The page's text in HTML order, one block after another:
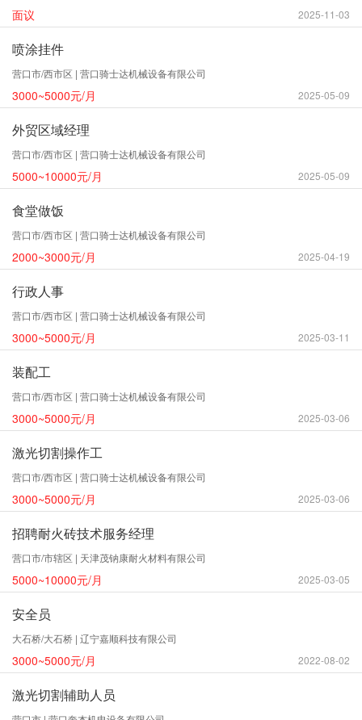
面议 2025-11-03
喷涂挂件
营口市/西市区 | 营口骑士达机械设备有限公司
3000~5000元/月 2025-05-09
外贸区域经理
营口市/西市区 | 营口骑士达机械设备有限公司
5000~10000元/月 2025-05-09
食堂做饭
营口市/西市区 | 营口骑士达机械设备有限公司
2000~3000元/月 2025-04-19
行政人事
营口市/西市区 | 营口骑士达机械设备有限公司
3000~5000元/月 2025-03-11
装配工
营口市/西市区 | 营口骑士达机械设备有限公司
3000~5000元/月 2025-03-06
激光切割操作工
营口市/西市区 | 营口骑士达机械设备有限公司
3000~5000元/月 2025-03-06
招聘耐火砖技术服务经理
营口市/市辖区 | 天津茂钠康耐火材料有限公司
5000~10000元/月 2025-03-05
安全员
大石桥/大石桥 | 辽宁嘉顺科技有限公司
3000~5000元/月 2022-08-02
激光切割辅助人员